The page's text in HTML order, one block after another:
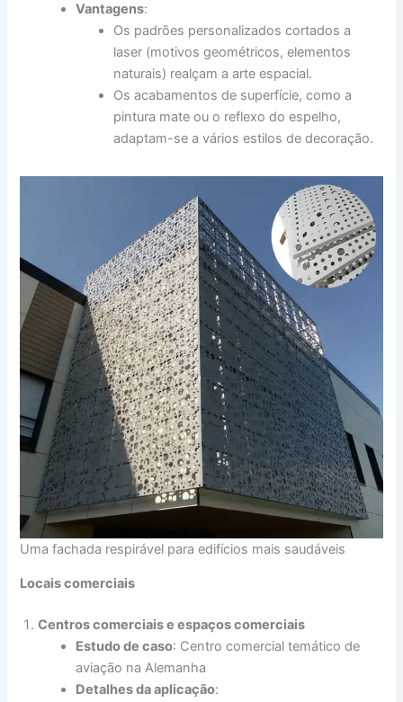
Vantagens:
Os padrões personalizados cortados a
laser (motivos geométricos, elementos
naturais) realçam a arte espacial.
Os acabamentos de superfície, como a
pintura mate ou o reflexo do espelho,
adaptam-se a vários estilos de decoração.
Uma fachada respirável para edifícios mais saudáveis
Locais comerciais
Centros comerciais e espaços comerciais
Estudo de caso: Centro comercial temático de
aviação na Alemanha
Detalhes da aplicação: